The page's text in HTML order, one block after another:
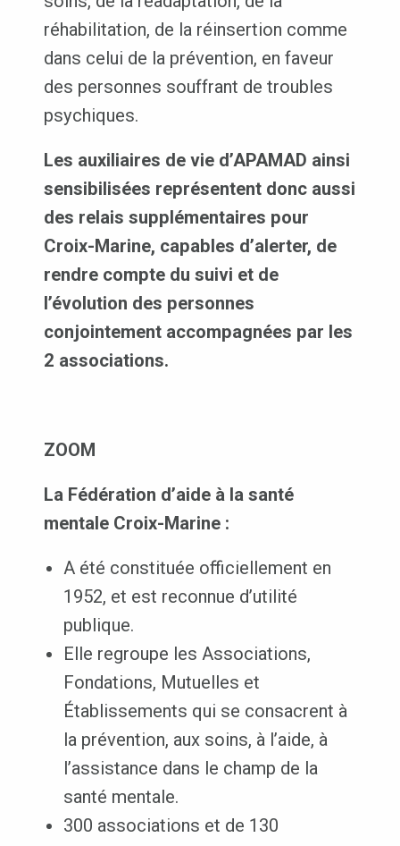
réhabilitation, de la réinsertion comme
dans celui de la prévention, en faveur
des personnes souffrant de troubles
psychiques.
Les auxiliaires de vie d’APAMAD ainsi
sensibilisées représentent donc aussi
des relais supplémentaires pour
Croix-Marine, capables d’alerter, de
rendre compte du suivi et de
l’évolution des personnes
conjointement accompagnées par les
2 associations.
ZOOM
La Fédération d’aide à la santé
mentale Croix-Marine :
A été constituée officiellement en
1952, et est reconnue d’utilité
publique.
Elle regroupe les Associations,
Fondations, Mutuelles et
Établissements qui se consacrent à
la prévention, aux soins, à l’aide, à
l’assistance dans le champ de la
santé mentale.
300 associations et de 130